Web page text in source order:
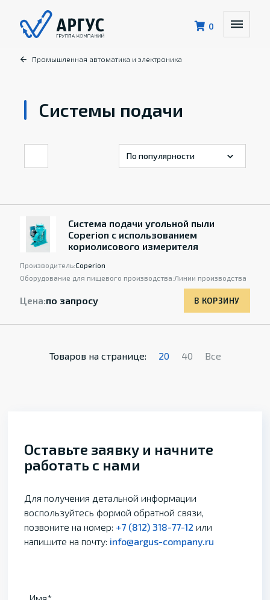
0
Промышленная автоматика и электроника
Системы подачи
Система подачи угольной пыли
Coperion с использованием
кориолисового измерителя
Производитель:Coperion
Оборудование для пищевого производства:Линии производства
Цена:по запросу В КОРЗИНУ
Товаров на странице: 20 40 Все
Оставьте заявку и начните
работать с нами
Для получения детальной информации
воспользуйтесь формой обратной связи,
позвоните на номер: +7 (812) 318-77-12 или
напишите на почту: info@argus-company.ru